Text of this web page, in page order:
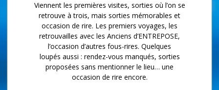
Viennent les premières visites, sorties où l’on se
retrouve à trois, mais sorties mémorables et
occasion de rire. Les premiers voyages, les
retrouvailles avec les Anciens d’ENTREPOSE,
l’occasion d’autres fous-rires. Quelques
loupés aussi : rendez-vous manqués, sorties
proposées sans mentionner le lieu… une
occasion de rire encore.